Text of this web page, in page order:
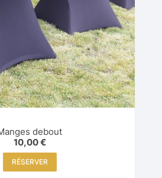
debout
10,00€
RÉSERVER